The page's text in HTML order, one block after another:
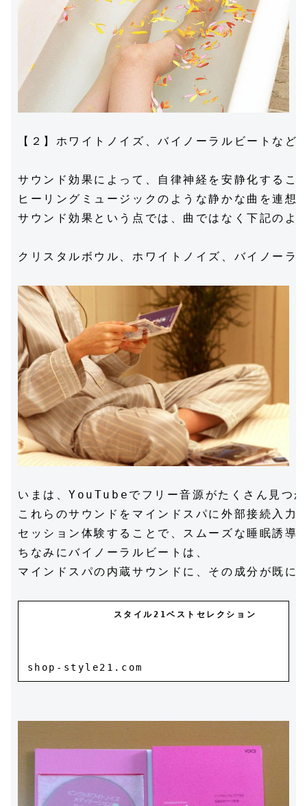
【２】ホワイトノイズ、バイノーラルビートなど
サウンド効果によって、自律神経を安静化するこ
ヒーリングミュージックのような静かな曲を連想
サウンド効果という点では、曲ではなく下記のよ
クリスタルボウル、ホワイトノイズ、バイノーラ
いまは、YouTubeでフリー音源がたくさん見つ
これらのサウンドをマインドスパに外部接続入力
セッション体験することで、スムーズな睡眠誘導
ちなみにバイノーラルビートは、
マインドスパの内蔵サウンドに、その成分が既に
スタイル21ベストセレクション
shop-style21.com